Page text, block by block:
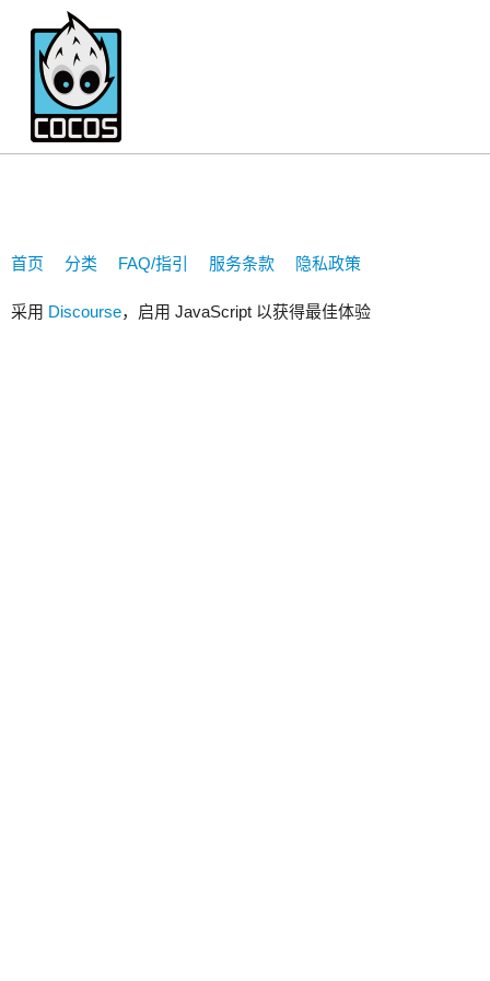
nanwangjkl
首页 分类 FAQ/指引 服务条款 隐私政策
采用 Discourse，启用 JavaScript 以获得最佳体验